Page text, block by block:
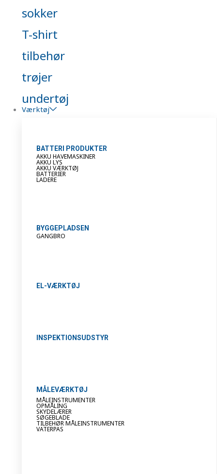
sokker
T-shirt
tilbehør
trøjer
undertøj
Værktøj
BATTERI PRODUKTER
AKKU HAVEMASKINER
AKKU LYS
AKKU VÆRKTØJ
BATTERIER
LADERE
BYGGEPLADSEN
GANGBRO
EL-VÆRKTØJ
INSPEKTIONSUDSTYR
MÅLEVÆRKTØJ
MÅLEINSTRUMENTER
OPMÅLING
SKYDELÆRER
SØGEBLADE
TILBEHØR MÅLEINSTRUMENTER
VATERPAS